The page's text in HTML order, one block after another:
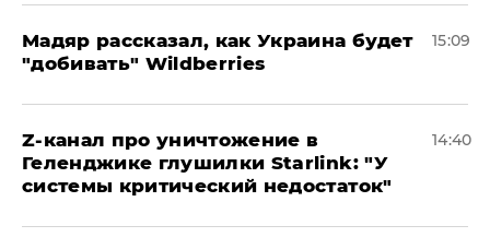
Мадяр рассказал, как Украина будет
"добивать" Wildberries
15:09
Z-канал про уничтожение в
Геленджике глушилки Starlink: "У
системы критический недостаток"
14:40